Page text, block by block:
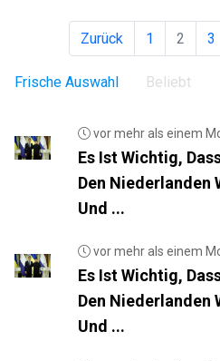
Zurück 1 2 3
Frische Auswahl Beliebt
vor mehr als einem
Es Ist Wichtig,
Den Niederlanden
Und ...
vor mehr als einem
Es Ist Wichtig,
Den Niederlanden
Und ...